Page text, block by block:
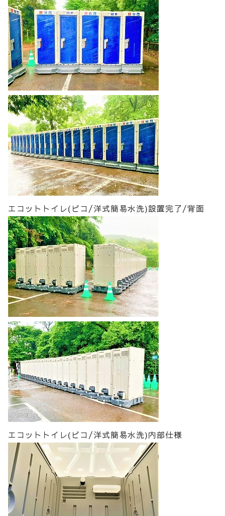
エコットトイレ(ピコ/洋式簡易水洗)設置完了/背面
エコットトイレ(ピコ/洋式簡易水洗)内部仕様